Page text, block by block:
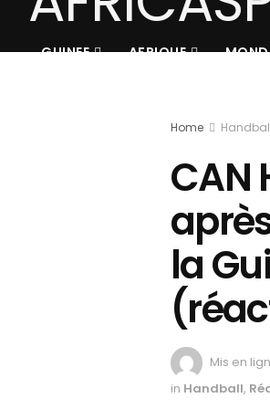
GUINEE AFRIQUE
Home
CAN
la
Mis en
in Handball,